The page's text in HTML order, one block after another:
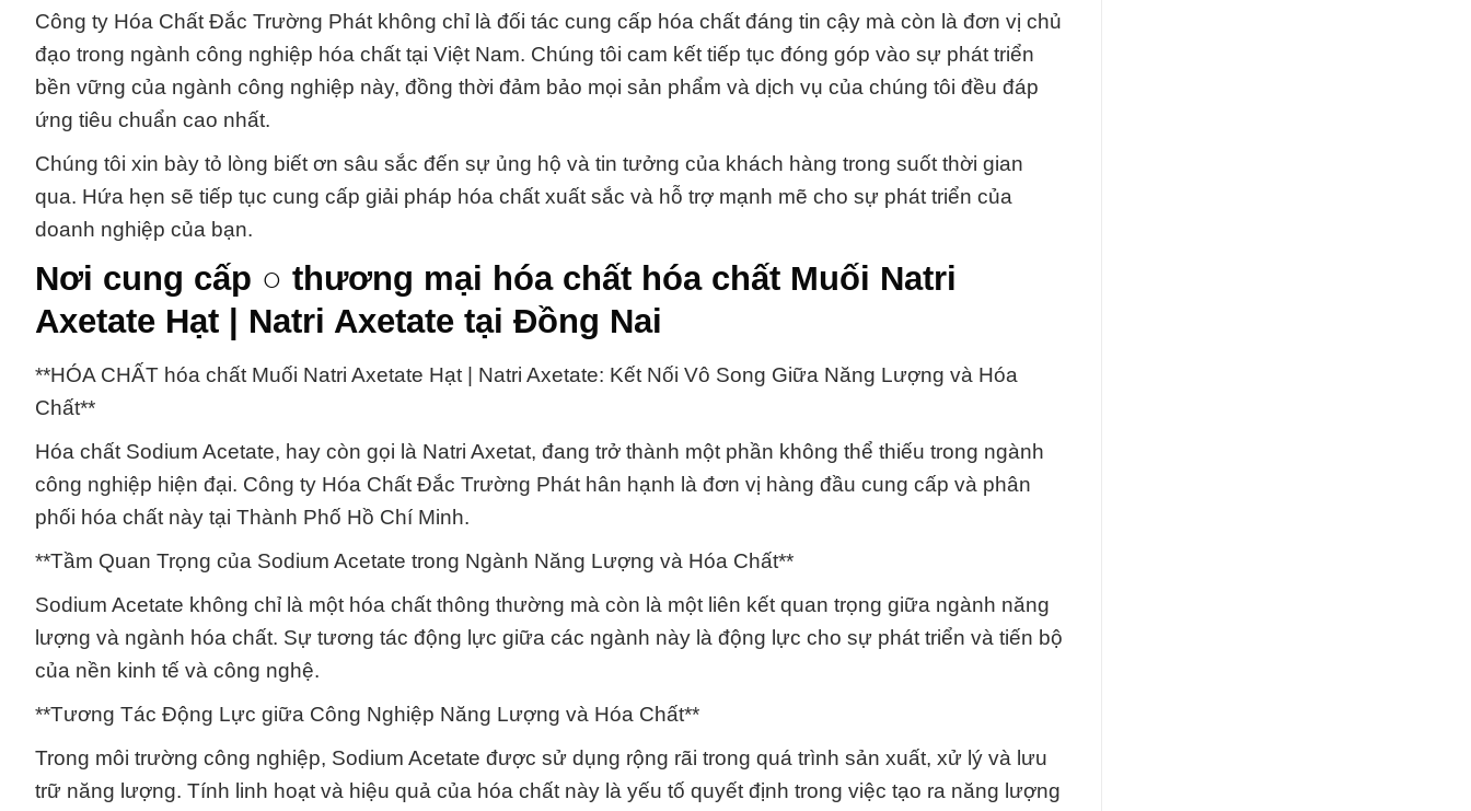
Công ty Hóa Chất Đắc Trường Phát không chỉ là đối tác cung cấp hóa chất đáng tin cậy mà còn là đơn vị chủ
đạo trong ngành công nghiệp hóa chất tại Việt Nam. Chúng tôi cam kết tiếp tục đóng góp vào sự phát triển
bền vững của ngành công nghiệp này, đồng thời đảm bảo mọi sản phẩm và dịch vụ của chúng tôi đều đáp
ứng tiêu chuẩn cao nhất.
Chúng tôi xin bày tỏ lòng biết ơn sâu sắc đến sự ủng hộ và tin tưởng của khách hàng trong suốt thời gian
qua. Hứa hẹn sẽ tiếp tục cung cấp giải pháp hóa chất xuất sắc và hỗ trợ mạnh mẽ cho sự phát triển của
doanh nghiệp của bạn.
Nơi cung cấp ○ thương mại hóa chất hóa chất Muối Natri
Axetate Hạt | Natri Axetate tại Đồng Nai
**HÓA CHẤT hóa chất Muối Natri Axetate Hạt | Natri Axetate: Kết Nối Vô Song Giữa Năng Lượng và Hóa
Chất**
Hóa chất Sodium Acetate, hay còn gọi là Natri Axetat, đang trở thành một phần không thể thiếu trong ngành
công nghiệp hiện đại. Công ty Hóa Chất Đắc Trường Phát hân hạnh là đơn vị hàng đầu cung cấp và phân
phối hóa chất này tại Thành Phố Hồ Chí Minh.
**Tầm Quan Trọng của Sodium Acetate trong Ngành Năng Lượng và Hóa Chất**
Sodium Acetate không chỉ là một hóa chất thông thường mà còn là một liên kết quan trọng giữa ngành năng
lượng và ngành hóa chất. Sự tương tác động lực giữa các ngành này là động lực cho sự phát triển và tiến bộ
của nền kinh tế và công nghệ.
**Tương Tác Động Lực giữa Công Nghiệp Năng Lượng và Hóa Chất**
Trong môi trường công nghiệp, Sodium Acetate được sử dụng rộng rãi trong quá trình sản xuất, xử lý và lưu
trữ năng lượng. Tính linh hoạt và hiệu quả của hóa chất này là yếu tố quyết định trong việc tạo ra năng lượng